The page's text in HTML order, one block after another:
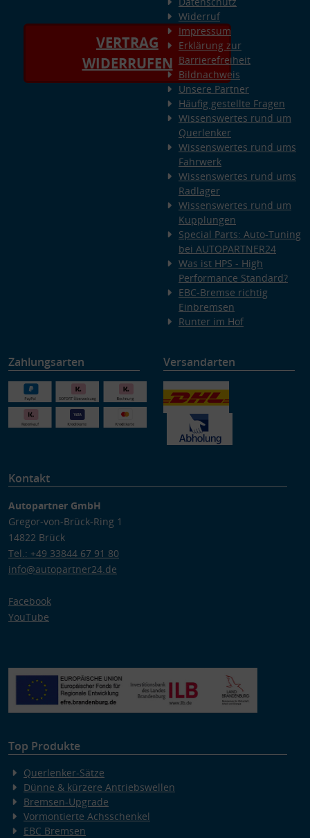
VERTRAG
WIDERRUFEN
Widerruf
Impressum
Erklärung zur
Barrierefreiheit
Bildnachweis
Unsere Partner
Häufig gestellte Fragen
Wissenswertes rund um
Querlenker
Wissenswertes rund ums
Fahrwerk
Wissenswertes rund ums
Radlager
Wissenswertes rund um
Kupplungen
Special Parts: Auto-Tuning
bei AUTOPARTNER24
Was ist HPS - High
Performance Standard?
EBC-Bremse richtig
Einbremsen
Runter im Hof
Zahlungsarten Versandarten
Kontakt
Autopartner GmbH
Gregor-von-Brück-Ring 1
14822 Brück
Tel.: +49 33844 67 91 80
info@autopartner24.de
Facebook
YouTube
Top Produkte
Querlenker-Sätze
Dünne & kürzere Antriebswellen
Bremsen-Upgrade
Vormontierte Achsschenkel
EBC Bremsen